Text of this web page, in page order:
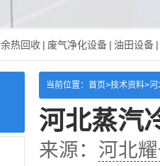
余热回收 | 废气净化设备 | 油田设备 |
当前位置： 首页>技术资料>河
河北蒸汽
来源： 河北